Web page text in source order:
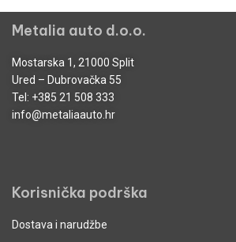
Metalia auto d.o.o.
Mostarska 1, 21000 Split
Ured – Dubrovačka 55
Tel: +385 21 508 333
info@metaliaauto.hr
Korisnička podrška
Dostava i narudžbe